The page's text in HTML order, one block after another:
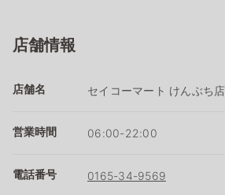
店舗情報
店舗名 セイコーマート けんぶち店
営業時間 06:00-22:00
電話番号 0165-34-9569